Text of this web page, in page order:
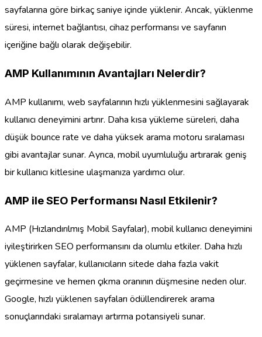
sayfalarına göre birkaç saniye içinde yüklenir. Ancak, yüklenme
süresi, internet bağlantısı, cihaz performansı ve sayfanın
içeriğine bağlı olarak değişebilir.
AMP Kullanımının Avantajları Nelerdir?
AMP kullanımı, web sayfalarının hızlı yüklenmesini sağlayarak
kullanıcı deneyimini artırır. Daha kısa yükleme süreleri, daha
düşük bounce rate ve daha yüksek arama motoru sıralaması
gibi avantajlar sunar. Ayrıca, mobil uyumluluğu artırarak geniş
bir kullanıcı kitlesine ulaşmanıza yardımcı olur.
AMP ile SEO Performansı Nasıl Etkilenir?
AMP (Hızlandırılmış Mobil Sayfalar), mobil kullanıcı deneyimini
iyileştirirken SEO performansını da olumlu etkiler. Daha hızlı
yüklenen sayfalar, kullanıcıların sitede daha fazla vakit
geçirmesine ve hemen çıkma oranının düşmesine neden olur.
Google, hızlı yüklenen sayfaları ödüllendirerek arama
sonuçlarındaki sıralamayı artırma potansiyeli sunar.